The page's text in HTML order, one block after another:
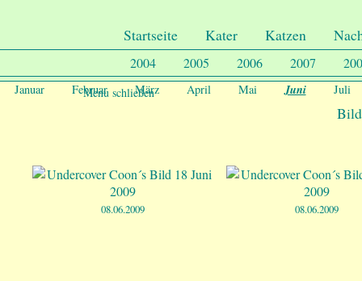
Startseite Kater Katzen
2004 2005 2006 2007
Januar Februar März April Mai Juni Juli
Menu schließen
08.06.2009 08.06.2009